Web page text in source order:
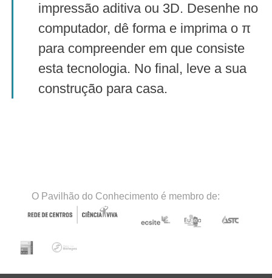
impressão aditiva ou 3D. Desenhe no
computador, dê forma e imprima o π
para compreender em que consiste
esta tecnologia. No final, leve a sua
construção para casa.
O Pavilhão do Conhecimento é membro de: